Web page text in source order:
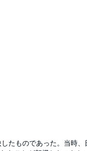
たものであった。当時、